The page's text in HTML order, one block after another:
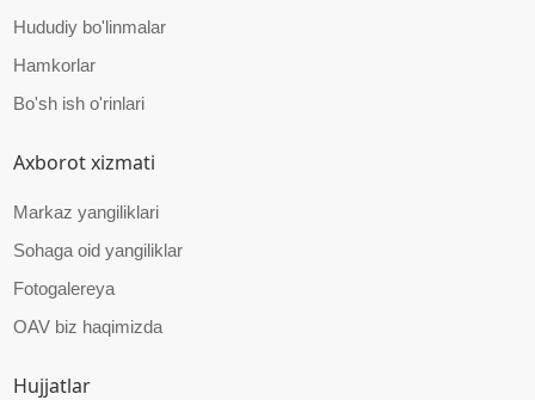
Hududiy bo'linmalar
Hamkorlar
Bo'sh ish o'rinlari
Axborot xizmati
Markaz yangiliklari
Sohaga oid yangiliklar
Fotogalereya
OAV biz haqimizda
Hujjatlar